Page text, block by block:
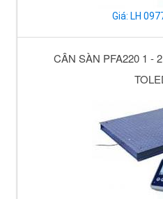
Giá: LH
CÂN SÀN PFA220 1 -